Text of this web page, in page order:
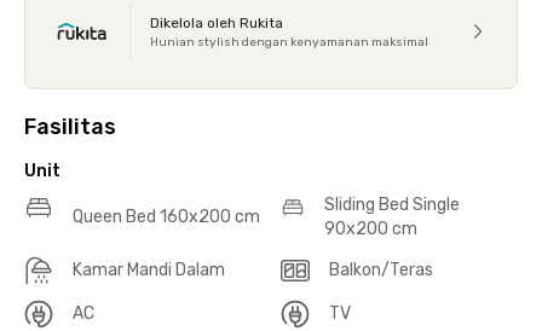
Dikelola oleh Rukita
Hunian stylish dengan kenyamanan maksimal
Fasilitas
Unit
Queen Bed 160x200 cm
Sliding Bed Single
90x200 cm
Kamar Mandi Dalam
Balkon/Teras
AC TV